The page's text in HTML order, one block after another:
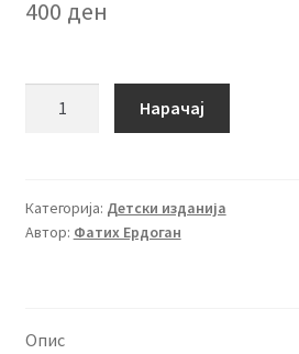
400 ден
Нарачај
Категорија: Детски изданија
Автор: Фатих Ердоган
Опис